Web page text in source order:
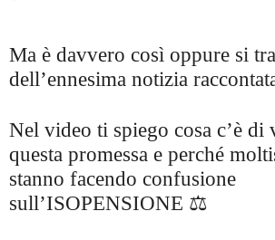
Ma è davvero così oppure si
dell’ennesima notizia
Nel video ti spiego cosa c’è di
questa promessa e perché
stanno facendo confusione
sull’ISOPENSIONE ⚖️